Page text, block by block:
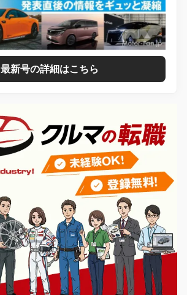
最新号の詳細はこちら